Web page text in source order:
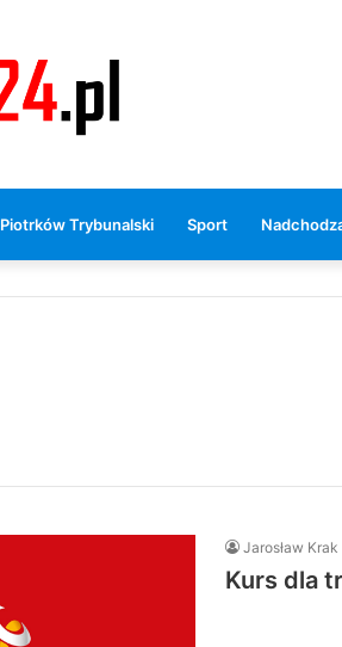
Piotrków Trybunalski Sport
Jarosław Krak
Kurs dla